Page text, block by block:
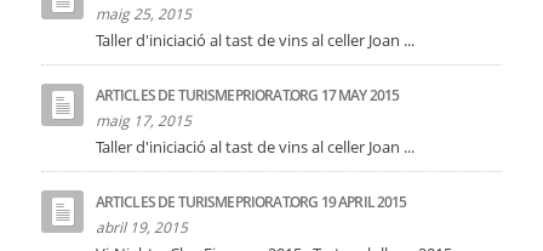
maig 25, 2015
Taller d'iniciació al tast de vins al celler Joan ...
ARTICLES DE TURISMEPRIORAT.ORG 17 MAY 2015
maig 17, 2015
Taller d'iniciació al tast de vins al celler Joan ...
ARTICLES DE TURISMEPRIORAT.ORG 19 APRIL 2015
abril 19, 2015